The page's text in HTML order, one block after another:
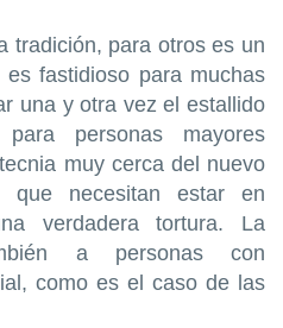
tradición, para otros es un
fastidioso para muchas
una y otra vez el estallido
personas mayores
muy cerca del nuevo
que necesitan estar en
verdadera tortura. La
a personas con
como es el caso de las